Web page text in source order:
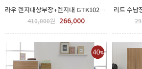
라우 렌지대상부장+렌지대 GTK1026-008.9
410,000원 266,000
리트 수납